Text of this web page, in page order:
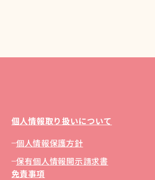
個人情報取り扱いについて
個人情報保護方針
保有個人情報開示請求書
免責事項